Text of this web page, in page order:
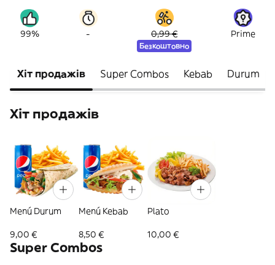
99% - 0,99 €
Безкоштовно
Prime
Хіт продажів Super Combos Kebab Durum
Хіт продажів
Menú Durum
9,00 €
Menú Kebab
8,50 €
Plato
10,00 €
Super Combos